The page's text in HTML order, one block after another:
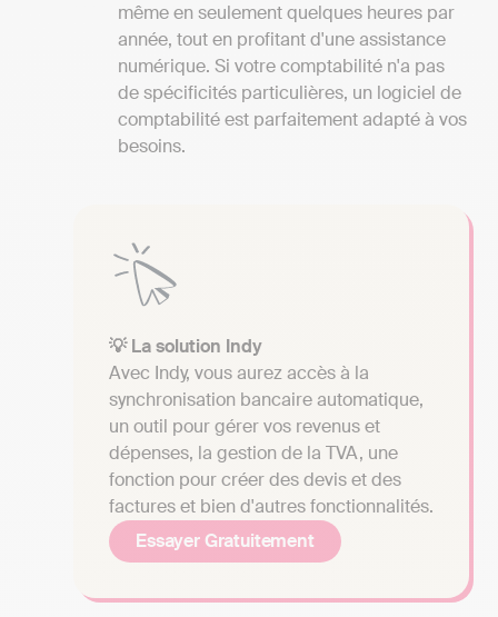
même en seulement quelques heures par
année, tout en profitant d'une assistance
numérique. Si votre comptabilité n'a pas
de spécificités particulières, un logiciel de
comptabilité est parfaitement adapté à vos
besoins.
💡 La solution Indy
Avec Indy, vous aurez accès à la
synchronisation bancaire automatique,
un outil pour gérer vos revenus et
dépenses, la gestion de la TVA, une
fonction pour créer des devis et des
factures et bien d'autres fonctionnalités.
Essayer Gratuitement